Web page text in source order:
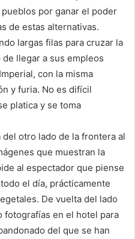
por ganar el poder
de estas alternativas.
largas filas para cruzar la
llegar a sus empleos
con la misma
y furia. No es difícil
platica y se toma
otro lado de la frontera al
que muestran la
al espectador que piense
el día, prácticamente
De vuelta del lado
fotografías en el hotel para
del que se han